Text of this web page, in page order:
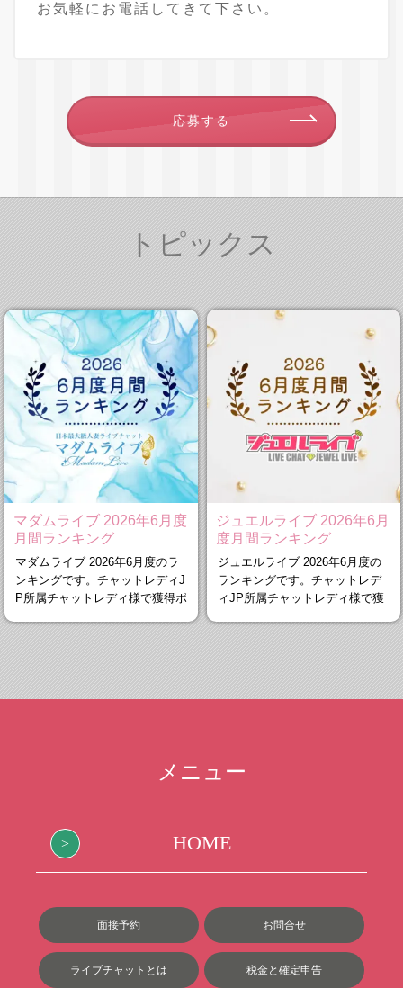
お気軽にお電話してきて下さい。
応募する
トピックス
マダムライブ 2026年6月度
月間ランキング
マダムライブ 2026年6月度のラ
ンキングです。チャットレディJ
P所属チャットレディ様で獲得ポ
ジュエルライブ 2026年6月
度月間ランキング
ジュエルライブ 2026年6月度の
ランキングです。チャットレデ
ィJP所属チャットレディ様で獲
メニュー
HOME
面接予約 お問合せ
ライブチャットとは 税金と確定申告